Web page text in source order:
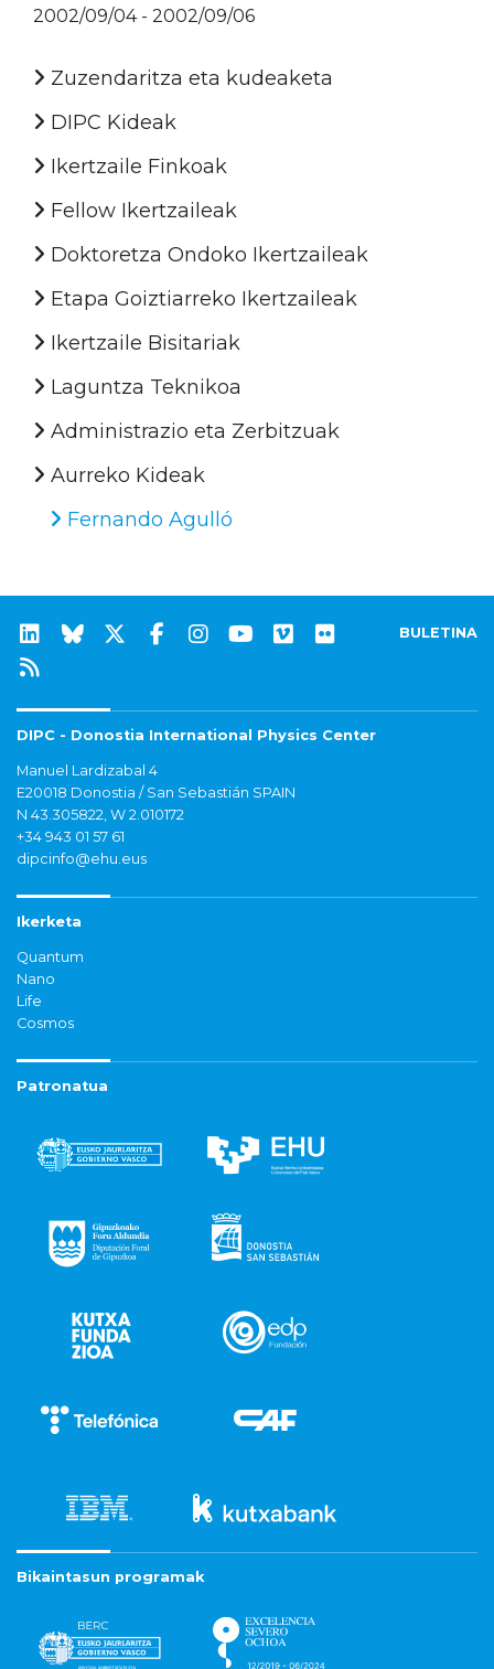
2002/09/04 - 2002/09/06
Zuzendaritza eta kudeaketa
DIPC Kideak
Ikertzaile Finkoak
Fellow Ikertzaileak
Doktoretza Ondoko Ikertzaileak
Etapa Goiztiarreko Ikertzaileak
Ikertzaile Bisitariak
Laguntza Teknikoa
Administrazio eta Zerbitzuak
Aurreko Kideak
Fernando Agulló
BULETINA
DIPC - Donostia International Physics Center
Manuel Lardizabal 4
E20018 Donostia / San Sebastián SPAIN
N 43.305822, W 2.010172
+34 943 01 57 61
dipcinfo@ehu.eus
Ikerketa
Quantum
Nano
Life
Cosmos
Patronatua
Bikaintasun programak